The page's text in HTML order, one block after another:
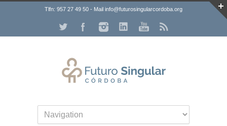
Tlfn: 957 27 49 50 - Mail info@futurosingularcordoba.org